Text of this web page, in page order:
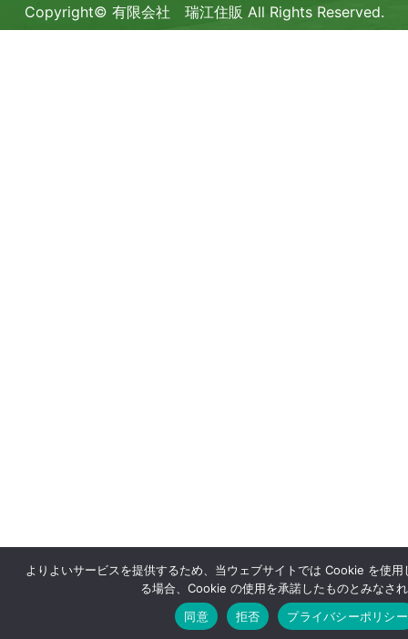
Copyright© 有限会社 瑞江住販 All Rights Reserved.
よりよいサービスを提供するため、当ウェブサイトでは Cookie を使
る場合、Cookie の使用を承諾したものとみなさ
同意
拒否 プライバシーポリシー